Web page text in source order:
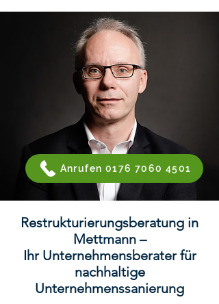
Anrufen 0176 7060 4501
Restrukturierungsberatung in
Mettmann –
Ihr Unternehmensberater für
nachhaltige
Unternehmenssanierung